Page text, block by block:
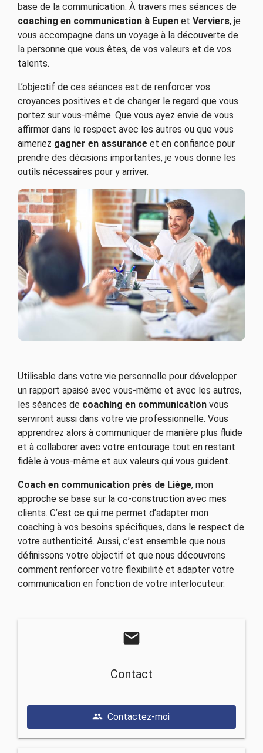
base de la communication. À travers mes séances de
coaching en communication à Eupen et Verviers, je
vous accompagne dans un voyage à la découverte de
la personne que vous êtes, de vos valeurs et de vos
talents.
L’objectif de ces séances est de renforcer vos
croyances positives et de changer le regard que vous
portez sur vous-même. Que vous ayez envie de vous
affirmer dans le respect avec les autres ou que vous
aimeriez gagner en assurance et en confiance pour
prendre des décisions importantes, je vous donne les
outils nécessaires pour y arriver.
Utilisable dans votre vie personnelle pour développer
un rapport apaisé avec vous-même et avec les autres,
les séances de coaching en communicationvous
serviront aussi dans votre vie professionnelle. Vous
apprendrez alors à communiquer de manière plus fluide
et à collaborer avec votre entourage tout en restant
fidèle à vous-même et aux valeurs qui vous guident.
Coach en communication près de Liège, mon
approche se base sur la co-construction avec mes
clients. C’est ce qui me permet d’adapter mon
coaching à vos besoins spécifiques, dans le respect de
votre authenticité. Aussi, c’est ensemble que nous
définissons votre objectif et que nous découvrons
comment renforcer votre flexibilité et adapter votre
communication en fonction de votre interlocuteur.
mail
Contact
people Contactez-moi